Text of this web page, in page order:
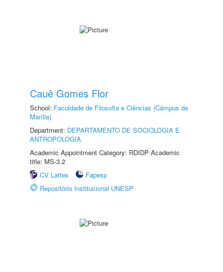
Cauê Gomes Flor
School: Faculdade de Filosofia e Ciências (Câmpus de
Marília)
Department: DEPARTAMENTO DE SOCIOLOGIA E
ANTROPOLOGIA
Academic Appointment Category: RDIDP Academic
title: MS-3.2
CV Lattes
Fapesp
Repositório Institucional UNESP